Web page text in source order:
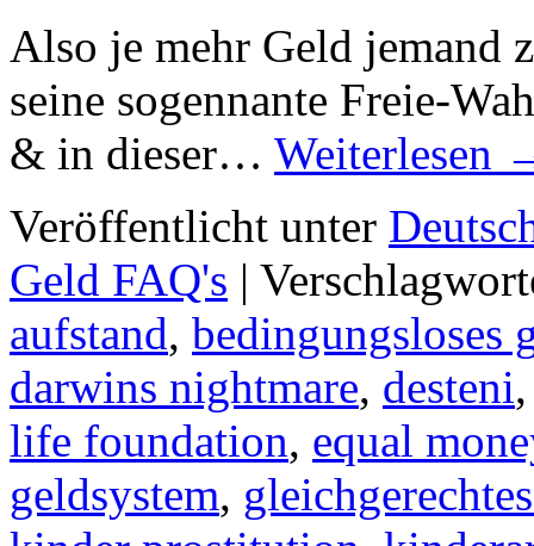
Also je mehr Geld jemand
seine sogennante Freie-
& in dieser… Weiterlesen
Veröffentlicht unter
Geld FAQ's |
aufstand, bedingungsloses
darwins nightmare, desteni
life foundation, equal
geldsystem,